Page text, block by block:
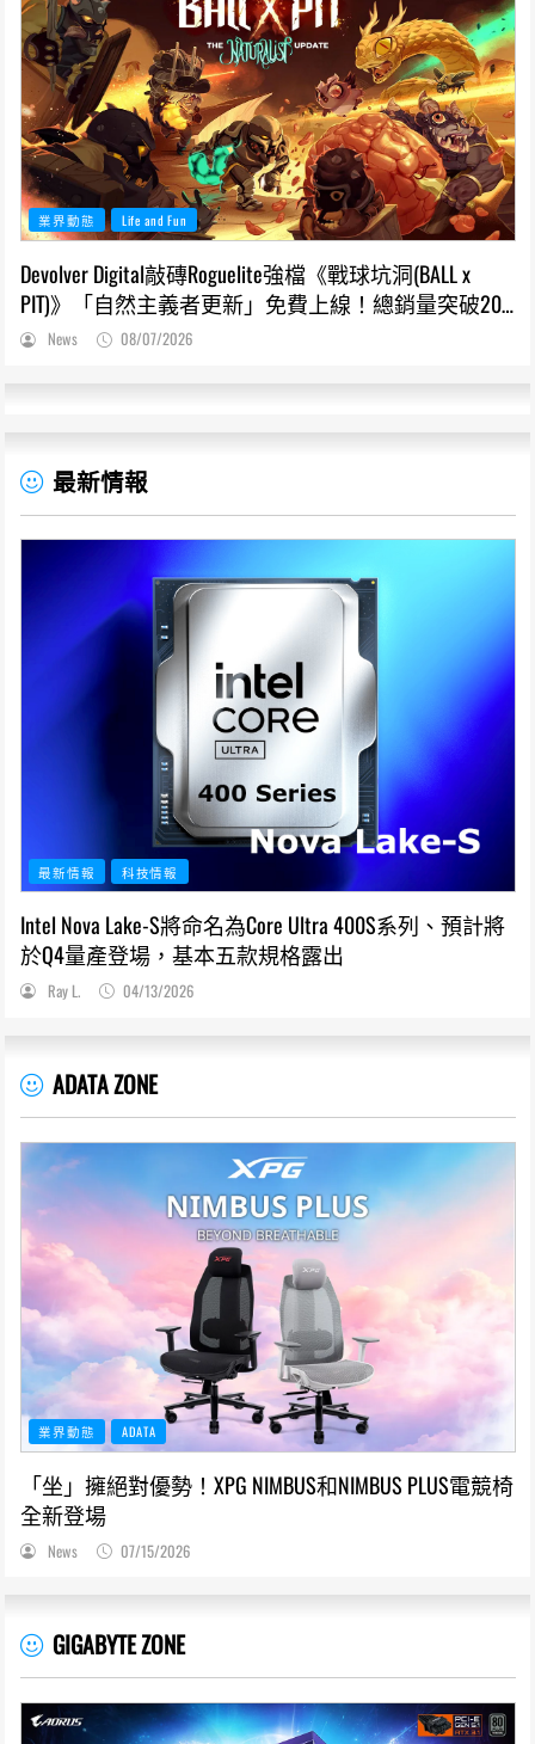
業界動態 Life and Fun
Devolver Digital敲磚Roguelite強檔《戰球坑洞(BALL x
PIT)》「自然主義者更新」免費上線！總銷量突破200
萬份，遊戲史低66折熱銷中
News 08/07/2026
最新情報
最新情報 科技情報
Intel Nova Lake-S將命名為Core Ultra 400S系列、預計將
於Q4量產登場，基本五款規格露出
Ray L. 04/13/2026
ADATA ZONE
業界動態 ADATA
「坐」擁絕對優勢！XPG NIMBUS和NIMBUS PLUS電競椅
全新登場
News 07/15/2026
GIGABYTE ZONE